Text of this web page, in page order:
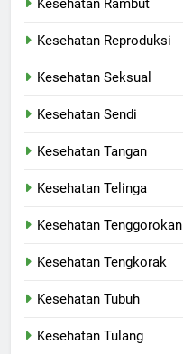
Kesehatan Rambut
Kesehatan Reproduksi
Kesehatan Seksual
Kesehatan Sendi
Kesehatan Tangan
Kesehatan Telinga
Kesehatan Tenggorokan
Kesehatan Tengkorak
Kesehatan Tubuh
Kesehatan Tulang